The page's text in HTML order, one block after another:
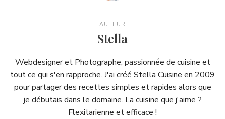
AUTEUR
Stella
Webdesigner et Photographe, passionnée de cuisine et
tout ce qui s'en rapproche. J'ai créé Stella Cuisine en 2009
pour partager des recettes simples et rapides alors que
je débutais dans le domaine. La cuisine que j'aime ?
Flexitarienne et efficace !